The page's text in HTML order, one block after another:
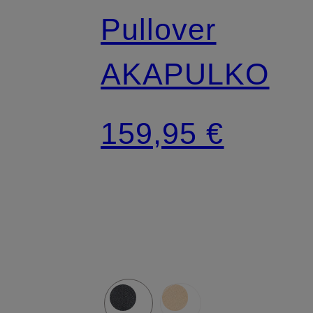
Pullover
AKAPULKO
159,95 €